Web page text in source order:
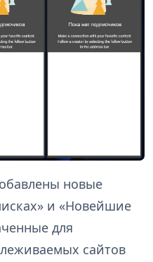
новые
и «Новейшие
для
сайтов